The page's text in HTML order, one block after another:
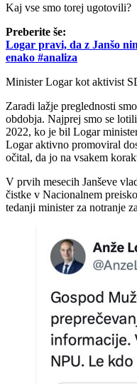
Kaj vse smo torej ugotovili?
Preberite še:
Logar pravi, da z Janšo
enako #analiza
Minister Logar kot aktivist
Zaradi lažje preglednosti
obdobja. Najprej smo se
2022, ko je bil Logar
Logar aktivno promoviral
očital, da jo na vsakem
V prvih mesecih Janševe
čistke v Nacionalnem
tedanji minister za notranje